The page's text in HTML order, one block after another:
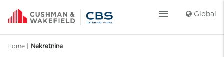
menu Global
Home Nekretnine